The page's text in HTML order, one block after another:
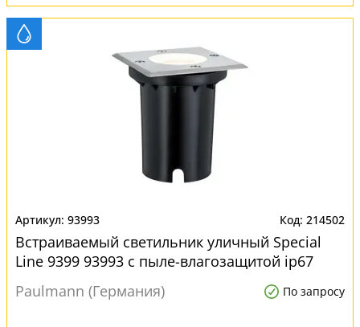
93993 214502
Встраиваемый светильник уличный Special
Line 9399 93993 с пыле-влагозащитой ip67
Paulmann (Германия)
По запросу